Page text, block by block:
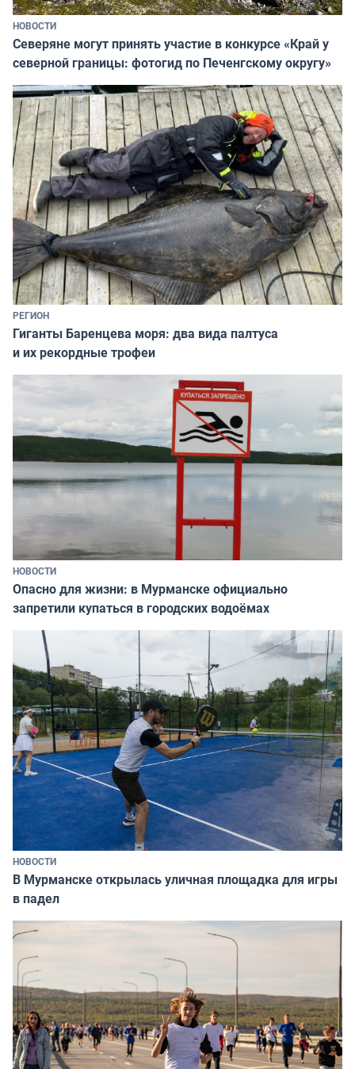
НОВОСТИ
Северяне могут принять участие в конкурсе «Край у
северной границы: фотогид по Печенгскому округу»
РЕГИОН
Гиганты Баренцева моря: два вида палтуса
и их рекордные трофеи
НОВОСТИ
Опасно для жизни: в Мурманске официально
запретили купаться в городских водоёмах
НОВОСТИ
В Мурманске открылась уличная площадка для игры
в падел